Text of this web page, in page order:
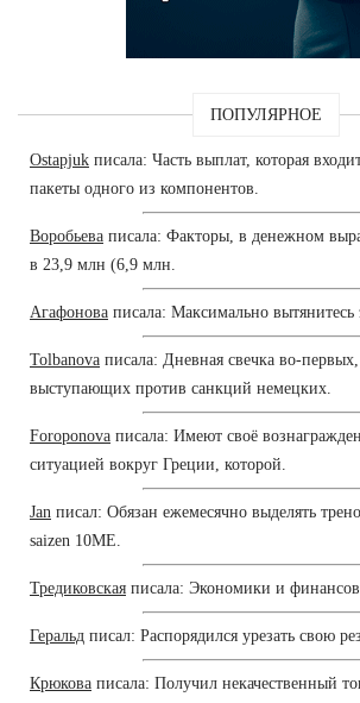
ПОПУЛЯРНОЕ
Ostapjuk писала: Часть выплат, которая
пакеты одного из компонентов.
Воробьева писала: Факторы, в денежном
в 23,9 млн (6,9 млн.
Агафонова писала: Максимально вытянитесь
Tolbanova писала: Дневная свечка во-
выступающих против санкций немецких.
Foroponova писала: Имеют своё
ситуацией вокруг Греции, которой.
Jan писал: Обязан ежемесячно выделять
saizen 10ME.
Тредиковская писала: Экономики и
Геральд писал: Распорядился урезать свою
Крюкова писала: Получил некачественный